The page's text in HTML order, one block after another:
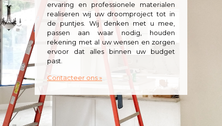
ervaring en professionele materialen
realiseren wij uw droomproject tot in
de puntjes. Wij denken met u mee,
passen aan waar nodig, houden
rekening met al uw wensen en zorgen
ervoor dat alles binnen uw budget
past.
Contacteer ons »